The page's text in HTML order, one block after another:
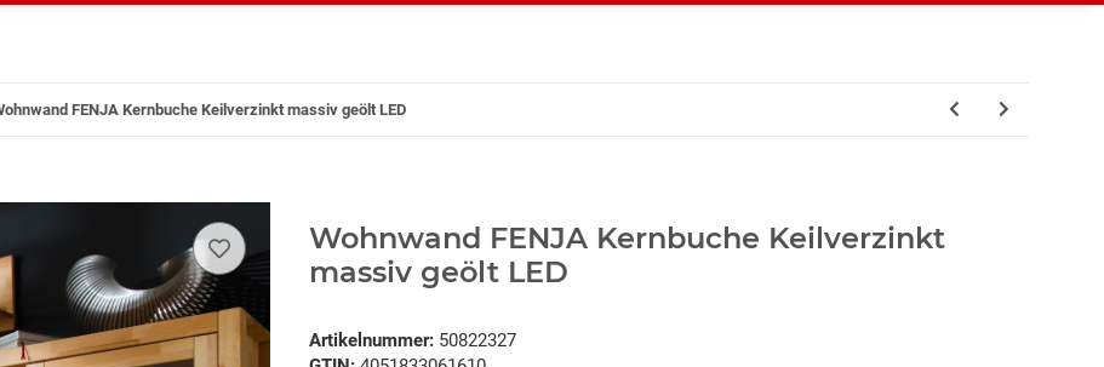
FENJA Kernbuche Keilverzinkt massiv geölt LED
Wohnwand FENJA Kernbuche Keilverzinkt
massiv geölt LED
Artikelnummer: 50822327